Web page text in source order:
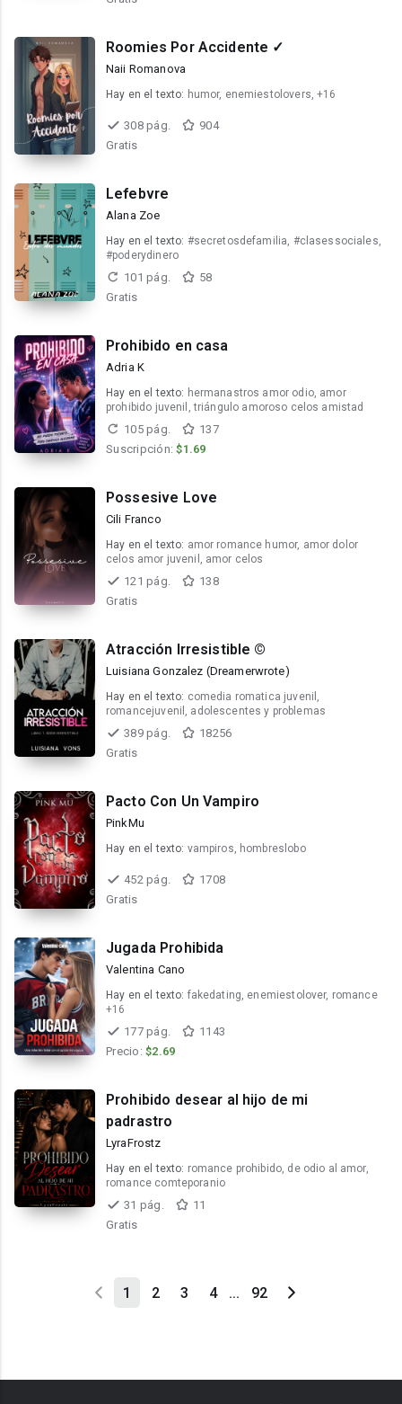
Roomies Por Accidente ✓
Naii Romanova
Hay en el texto: humor, enemiestolovers, +16
308 pág.
904
Gratis
Lefebvre
Alana Zoe
Hay en el texto: #secretosdefamilia, #clasessociales,
#poderydinero
101 pág.
58
Gratis
Prohibido en casa
Adria K
Hay en el texto: hermanastros amor odio, amor
prohibido juvenil, triángulo amoroso celos amistad
105 pág.
137
Suscripción:$1.69
Possesive Love
Cili Franco
Hay en el texto: amor romance humor, amor dolor
celos amor juvenil, amor celos
121 pág.
138
Gratis
Atracción Irresistible ©
Luisiana Gonzalez (Dreamerwrote)
Hay en el texto: comedia romatica juvenil,
romancejuvenil, adolescentes y problemas
389 pág.
18256
Gratis
Pacto Con Un Vampiro
PinkMu
Hay en el texto: vampiros, hombreslobo
452 pág.
1708
Gratis
Jugada Prohibida
Valentina Cano
Hay en el texto: fakedating, enemiestolover, romance
+16
177 pág.
1143
Precio: $2.69
Prohibido desear al hijo de mi
padrastro
LyraFrostz
Hay en el texto: romance prohibido, de odio al amor,
romance comteporanio
31 pág.
11
Gratis
1 2 3 4 ... 92